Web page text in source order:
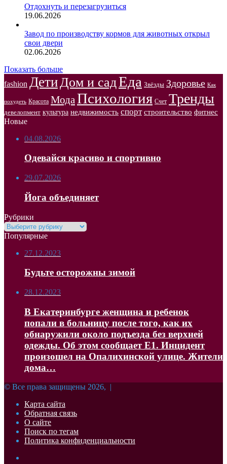
Отдохнуть и перезагрузиться
19.06.2026
Завод по производству кормов для животных открыл
свои двери
02.06.2026
Показать больше
fashion Дети Дом и садЕда Звёзды Здоровье Как
похудеть Красота Мода Психология Счет Тренды
девелопмент культура недвижимость спорт строительство фитнес
Новые
04.08.2026
Одевайся красиво и спортивно
29.07.2026
Йога объединяет
Рубрики
Рубрики
Популярные
27.12.2023
Будьте осторожны зимой
28.12.2023
В Екатеринбурге женщина и ребенок
попали в больницу после того, как их
обнаружили около подъезда без верхней
одежды. Об этом сообщает Е1. Инцидент
произошел на Опалихинской улице. Жители
дома…
© Все права защищены 2026, |
Карта сайта
Обратная связь
О сайте
Поиск по тегам
Политика конфиденциальности